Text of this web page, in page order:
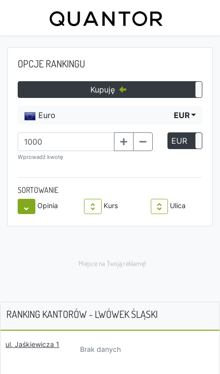
OPCJE RANKINGU
Kupuję
Euro EUR
Wprowadź kwotę
EUR
SORTOWANIE
Opinia Kurs Ulica
RANKING KANTORÓW - LWÓWEK ŚLĄSKI
ul. Jaśkiewicza 1
Brak danych